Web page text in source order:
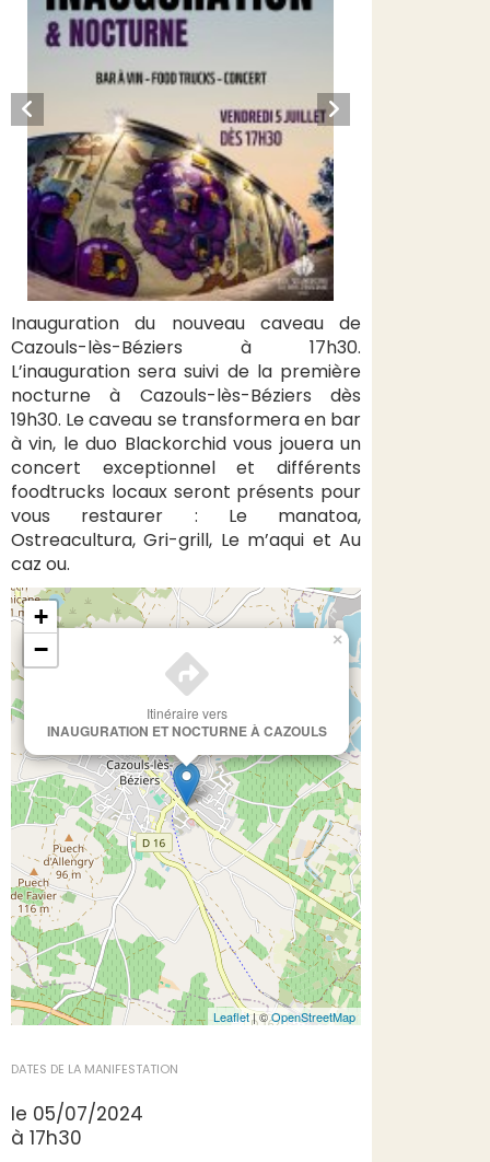
Inauguration du nouveau caveau de
Cazouls-lès-Béziers à 17h30.
L’inauguration sera suivi de la première
nocturne à Cazouls-lès-Béziers dès
19h30. Le caveau se transformera en bar
à vin, le duo Blackorchid vous jouera un
concert exceptionnel et différents
foodtrucks locaux seront présents pour
vous restaurer : Le manatoa,
Ostreacultura, Gri-grill, Le m’aqui et Au
caz ou.
Itinéraire vers
INAUGURATION ET NOCTURNE À CAZOULS
×
+
−
Leaflet| ©OpenStreetMap
DATES DE LA MANIFESTATION
le 05/07/2024
à 17h30